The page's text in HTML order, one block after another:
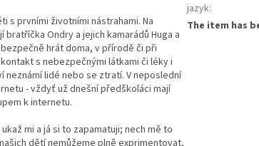
s prvními životními nástrahami. Na
Ondry a jejich kamarádů Huga a
hrát doma, v přírodě či při
s nebezpečnými látkami či léky i
lidé nebo se ztratí. V neposlední
- vždyť už dnešní předškoláci mají
k internetu.
mi a já si to zapamatuji; nech mě to
dětí nemůžeme plně exprimentovat,
jazyk:
The item has